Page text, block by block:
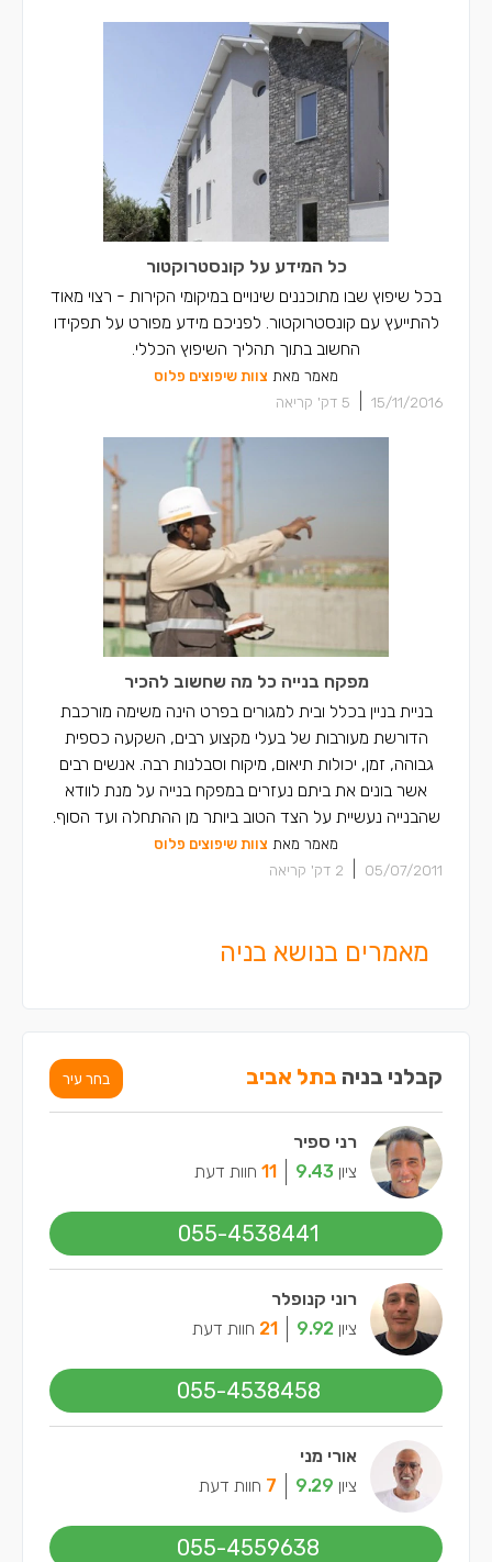
כל המידע על קונסטרוקטור
בכל שיפוץ שבו מתוכננים שינויים במיקומי הקירות - רצוי מאוד
להתייעץ עם קונסטרוקטור. לפניכם מידע מפורט על תפקידו
החשוב בתוך תהליך השיפוץ הכללי.
מאמר מאת צוות שיפוצים פלוס
15/11/2016
5 דק' קריאה
מפקח בנייה כל מה שחשוב להכיר
בניית בניין בכלל ובית למגורים בפרט הינה משימה מורכבת
הדורשת מעורבות של בעלי מקצוע רבים, השקעה כספית
גבוהה, זמן, יכולות תיאום, מיקוח וסבלנות רבה. אנשים רבים
אשר בונים את ביתם נעזרים במפקח בנייה על מנת לוודא
שהבנייה נעשיית על הצד הטוב ביותר מן ההתחלה ועד הסוף.
מאמר מאת צוות שיפוצים פלוס
05/07/2011
2 דק' קריאה
מאמרים בנושא בניה
קבלני בניה בתל אביב בחר עיר
רני ספיר
ציון 9.43
11 חוות דעת
055-4538441
רוני קנופלר
ציון 9.92
21 חוות דעת
055-4538458
אורי מני
ציון 9.29
7 חוות דעת
055-4559638